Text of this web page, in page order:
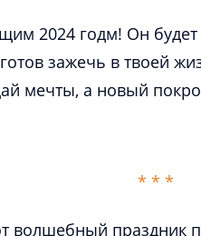
2024 годм! Он
зажечь в твоей
мечты, а новый
волшебный праздник